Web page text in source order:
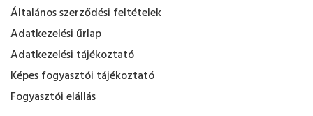
Általános szerződési feltételek
Adatkezelési űrlap
Adatkezelési tájékoztató
Képes fogyasztói tájékoztató
Fogyasztói elállás